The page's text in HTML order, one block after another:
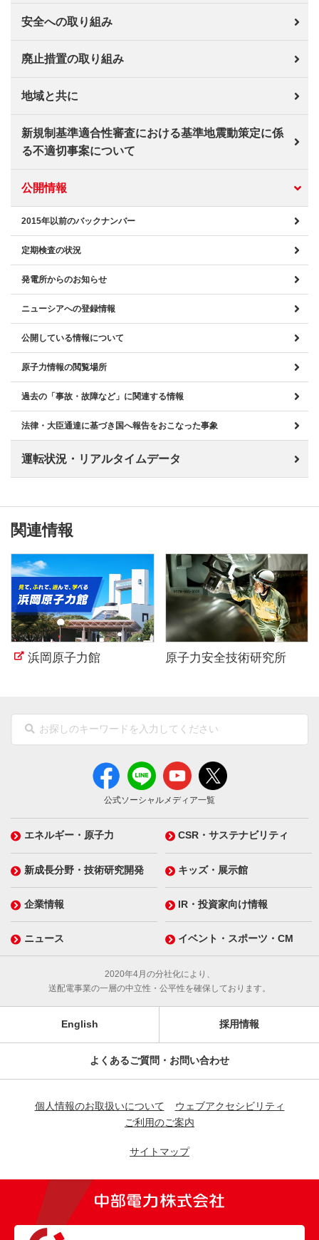
安全への取り組み
廃止措置の取り組み
地域と共に
新規制基準適合性審査における基準地震動策定に係
る不適切事案について
公開情報
2015年以前のバックナンバー
定期検査の状況
発電所からのお知らせ
ニューシアへの登録情報
公開している情報について
原子力情報の閲覧場所
過去の「事故・故障など」に関連する情報
法律・大臣通達に基づき国へ報告をおこなった事象
運転状況・リアルタイムデータ
関連情報
浜岡原子力館 原子力安全技術研究所
公式ソーシャルメディア一覧
エネルギー・原子力 CSR・サステナビリティ
新成長分野・技術研究開発 キッズ・展示館
企業情報 IR・投資家向け情報
ニュース イベント・スポーツ・CM
2020年4月の分社化により、
送配電事業の一層の中立性・公平性を確保しております。
English 採用情報
よくあるご質問・お問い合わせ
個人情報のお取扱いについて
ウェブアクセシビリティ
ご利用のご案内
サイトマップ